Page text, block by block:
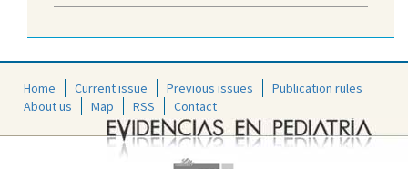
Home Current issue Previous issues
Publication rules
About us
Map RSS Contact